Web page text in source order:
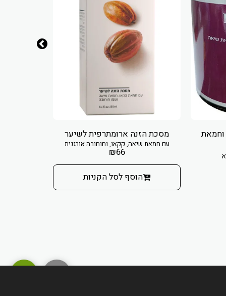
וחמאת
מסכת הזנה ארומתרפית לשיער
עם חמאת שיאה, קקאו, וחוחובה אורגנית
₪66
הוסף לסל הקניות